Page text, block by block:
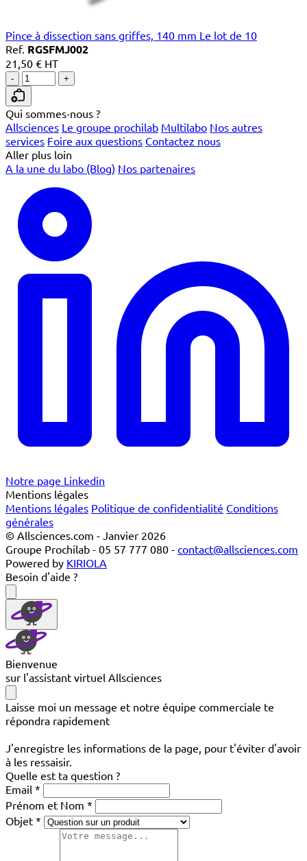
Pince à dissection sans griffes, 140 mm Le lot de 10
Ref. RGSFMJ002
21,50 € HT
- +
Qui sommes-nous ?
Allsciences Le groupe prochilab Multilabo Nos autres
services Foire aux questions Contactez nous
Aller plus loin
A la une du labo (Blog) Nos partenaires
Notre page Linkedin
Mentions légales
Mentions légales Politique de confidentialité Conditions
générales
© Allsciences.com - Janvier 2026
Groupe Prochilab - 05 57 777 080 - contact@allsciences.com
Powered by KIRIOLA
Besoin d'aide ?
Bienvenue
sur l'assistant virtuel Allsciences
Laisse moi un message et notre équipe commerciale te
répondra rapidement
J'enregistre les informations de la page, pour t'éviter d'avoir
à les ressaisir.
Quelle est ta question ?
Email
Prénom et Nom
Objet